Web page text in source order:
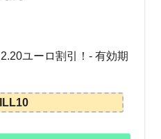
ユーロ割引！- 有効期